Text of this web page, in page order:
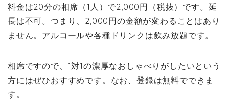
料金は20分の相席（1人）で2,000円（税抜）です。延
長は不可。つまり、2,000円の金額が変わることはあり
ません。アルコールや各種ドリンクは飲み放題です。
相席ですので、1対1の濃厚なおしゃべりがしたいという
方にはぜひおすすめです。なお、登録は無料でできま
す。